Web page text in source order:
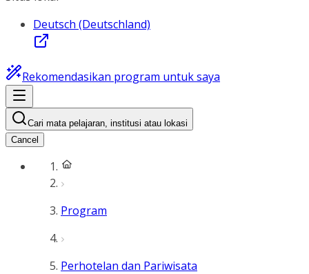
Deutsch (Deutschland)
Rekomendasikan program untuk saya
Cari mata pelajaran, institusi atau lokasi
Cancel
Program
Perhotelan dan Pariwisata